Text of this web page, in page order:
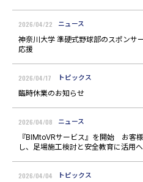
2026/04/22 ニュース
神奈川大学 準硬式野球部のスポン
応援
2026/04/17 トピックス
臨時休業のお知らせ
2026/04/08 ニュース
『BIMtoVRサービス』を開始 お客
し、足場施工検討と安全教育に活用へ
2026/04/04 トピックス